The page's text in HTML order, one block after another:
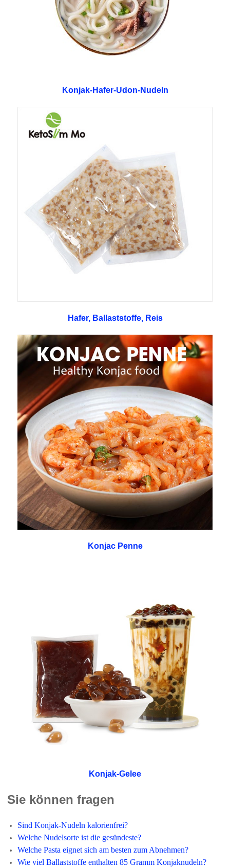
Konjak-Hafer-Udon-Nudeln
Hafer, Ballaststoffe, Reis
Konjac Penne
Konjak-Gelee
Sie können fragen
Sind Konjak-Nudeln kalorienfrei?
Welche Nudelsorte ist die gesündeste?
Welche Pasta eignet sich am besten zum Abnehmen?
Wie viel Ballaststoffe enthalten 85 Gramm Konjaknudeln?